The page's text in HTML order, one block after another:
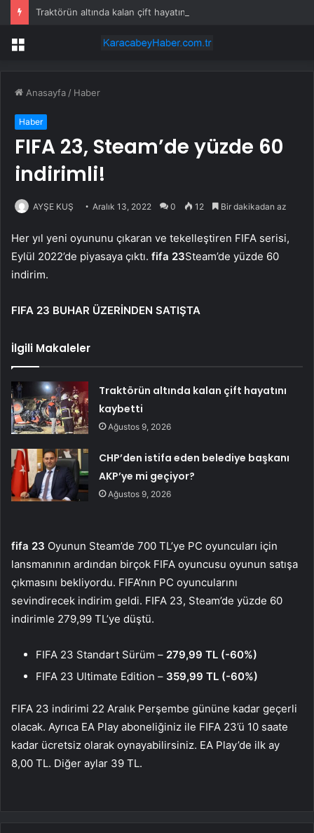
Traktörün altında kalan çift hayatını kaybetti
Menü
Anasayfa / Haber
Haber
FIFA 23, Steam’de yüzde 60
indirimli!
AYŞE KUŞ Aralık 13, 2022 0 12 Bir dakikadan az
Her yıl yeni oyununu çıkaran ve tekelleştiren FIFA serisi,
Eylül 2022’de piyasaya çıktı. fifa 23Steam’de yüzde 60
indirim.
FIFA 23 BUHAR ÜZERİNDEN SATIŞTA
İlgili Makaleler
Traktörün altında kalan çift hayatını
kaybetti
Ağustos 9, 2026
CHP’den istifa eden belediye başkanı
AKP’ye mi geçiyor?
Ağustos 9, 2026
fifa 23 Oyunun Steam’de 700 TL’ye PC oyuncuları için
lansmanının ardından birçok FIFA oyuncusu oyunun satışa
çıkmasını bekliyordu. FIFA’nın PC oyuncularını
sevindirecek indirim geldi. FIFA 23, Steam’de yüzde 60
indirimle 279,99 TL’ye düştü.
FIFA 23 Standart Sürüm – 279,99 TL (-60%)
FIFA 23 Ultimate Edition – 359,99 TL (-60%)
FIFA 23 indirimi 22 Aralık Perşembe gününe kadar geçerli
olacak. Ayrıca EA Play aboneliğiniz ile FIFA 23’ü 10 saate
kadar ücretsiz olarak oynayabilirsiniz. EA Play’de ilk ay
8,00 TL. Diğer aylar 39 TL.